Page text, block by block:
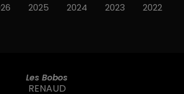
Les Bobos
RENAUD
2025 2024 2023 2022